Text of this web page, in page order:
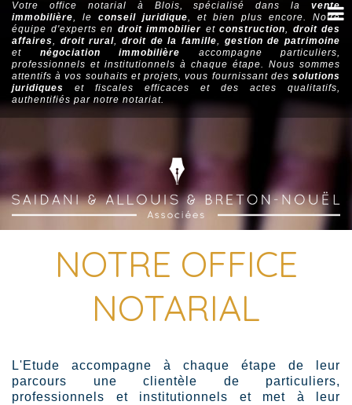
Votre office notarial à Blois, spécialisé dans la vente
immobilière, le conseil juridique, et bien plus encore. Notre
équipe d'experts en droit immobilier et construction, droit des
affaires, droit rural,droit de la famille, gestion de patrimoine
et négociation immobilière accompagne particuliers,
professionnels et institutionnels à chaque étape. Nous sommes
attentifs à vos souhaits et projets, vous fournissant des solutions
juridiques et fiscales efficaces et des actes qualitatifs,
authentifiés par notre notariat.
NOTRE OFFICE
NOTARIAL
L'Etude accompagne à chaque étape de leur
parcours une clientèle de particuliers,
professionnels et institutionnels et met à leur